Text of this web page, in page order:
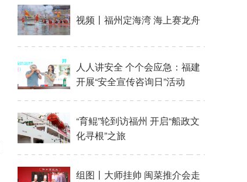
视频丨福州定海湾 海上赛龙舟
人人讲安全 个个会应急：福建
开展“安全宣传咨询日”活动
“育鲲”轮到访福州 开启“船政文
化寻根”之旅
组图丨大师挂帅 闽菜推介会走